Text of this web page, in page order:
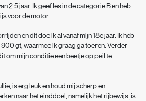
2.5 jaar. Ik geef les in de categorie B en heb
voor de motor.
en dit doe ik al vanaf mijn 18e jaar. Ik heb
900 gt, waarmee ik graag ga toeren. Verder
om mijn conditie een beetje op peil te
is erg leuk en houd mij scherp en
naar het einddoel, namelijk het rijbewijs ,is